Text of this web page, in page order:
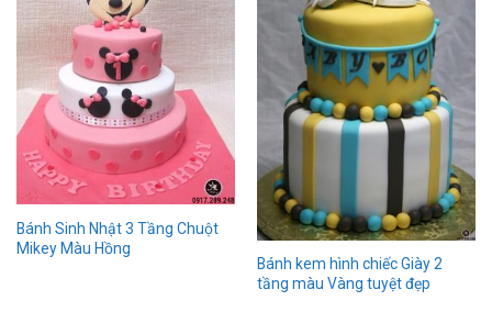
Bánh Sinh Nhật 3 Tầng Chuột
Mikey Màu Hồng
Bánh kem hình chiếc Giày 2
tầng màu Vàng tuyệt đẹp